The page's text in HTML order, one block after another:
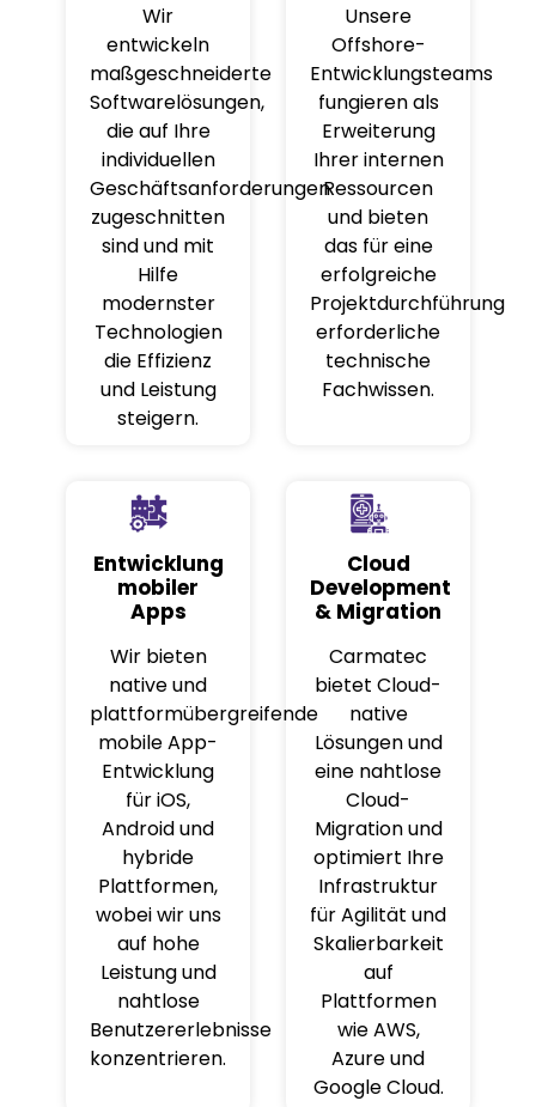
Wir
entwickeln
maßgeschneiderte
Softwarelösungen,
die auf Ihre
individuellen
Geschäftsanforderungen
zugeschnitten
sind und mit
Hilfe
modernster
Technologien
die Effizienz
und Leistung
steigern.
Unsere
Offshore-
Entwicklungsteams
fungieren als
Erweiterung
Ihrer internen
Ressourcen
und bieten
das für eine
erfolgreiche
Projektdurchführung
erforderliche
technische
Fachwissen.
Entwicklung
mobiler
Apps
Wir bieten
native und
plattformübergreifende
mobile App-
Entwicklung
für iOS,
Android und
hybride
Plattformen,
wobei wir uns
auf hohe
Leistung und
nahtlose
Benutzererlebnisse
konzentrieren.
Cloud
Development
& Migration
Carmatec
bietet Cloud-
native
Lösungen und
eine nahtlose
Cloud-
Migration und
optimiert Ihre
Infrastruktur
für Agilität und
Skalierbarkeit
auf
Plattformen
wie AWS,
Azure und
Google Cloud.